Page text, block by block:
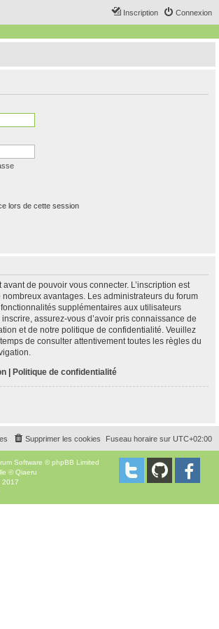
Connexion
Inscription
lors de cette session
de pouvoir vous connecter. L’inscription est
avantages. Les administrateurs du forum
supplémentaires aux utilisateurs
assurez-vous d’avoir pris connaissance de
et de notre politique de confidentialité. Veuillez
de consulter attentivement toutes les règles du
| Politique de confidentialité
Fuseau horaire sur UTC+02:00
Supprimer les cookies
Software © phpBB Limited
©Qiaeru
2017